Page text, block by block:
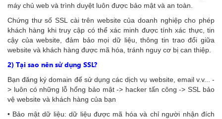
máy chủ web và trình duyệt luôn được bảo mật và an toàn.
Chứng thư số SSL cài trên website của doanh nghiệp cho phép
khách hàng khi truy cập có thể xác minh được tính xác thực, tin
cậy của website, đảm bảo mọi dữ liệu, thông tin trao đổi giữa
website và khách hàng được mã hóa, tránh nguy cơ bị can thiệp.
2) Tại sao nên sử dụng SSL?
Bạn đăng ký domain để sử dụng các dịch vụ website, email v.v... -
> luôn có những lỗ hổng bảo mật -> hacker tấn công -> SSL bảo
vệ website và khách hàng của bạn
• Bảo mật dữ liệu: dữ liệu được mã hóa và chỉ người nhận đích